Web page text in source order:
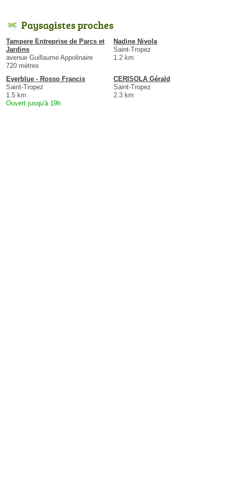
Paysagistes proches
Tampere Entreprise de Parcs et
Jardins
avenue Guillaume Appolinaire
720 mètres
Nadine Nivola
Saint-Tropez
1.2 km
Everblue - Rosso Francis
Saint-Tropez
1.5 km
Ouvert jusqu'à 19h
CERISOLA Gérald
Saint-Tropez
2.3 km